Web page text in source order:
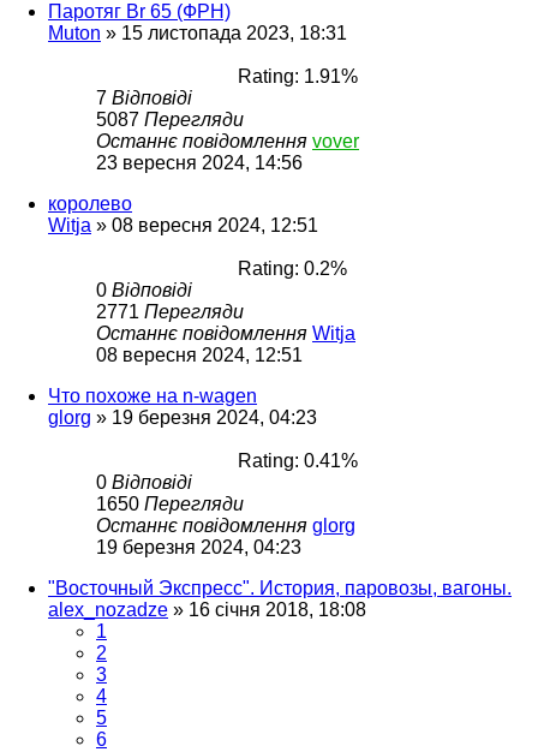
Паротяг Br 65 (ФРН)
Muton » 15 листопада 2023, 18:31
Rating: 1.91%
7 Відповіді
5087 Перегляди
Останнє повідомлення vover
23 вересня 2024, 14:56
королево
Witja » 08 вересня 2024, 12:51
Rating: 0.2%
0 Відповіді
2771 Перегляди
Останнє повідомлення Witja
08 вересня 2024, 12:51
Что похоже на n-wagen
glorg » 19 березня 2024, 04:23
Rating: 0.41%
0 Відповіді
1650 Перегляди
Останнє повідомлення glorg
19 березня 2024, 04:23
"Восточный Экспресс". История, паровозы, вагоны.
alex_nozadze » 16 січня 2018, 18:08
1
2
3
4
5
6